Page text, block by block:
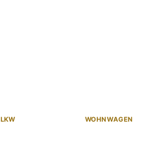
LKW WOHNWAGEN